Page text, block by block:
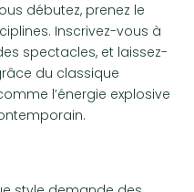
débutez, prenez le
Inscrivez-vous à
spectacles, et laissez-
du classique
l’énergie explosive